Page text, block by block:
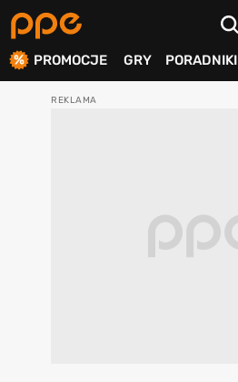
PROMOCJE GRY PORADNIKI